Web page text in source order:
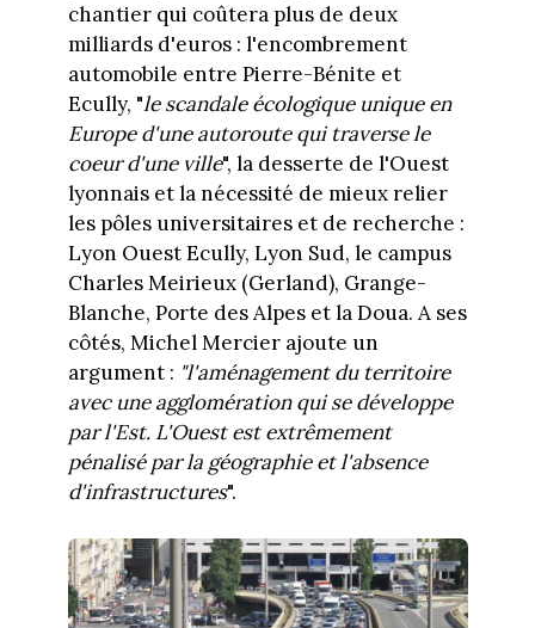
chantier qui coûtera plus de deux
milliards d'euros : l'encombrement
automobile entre Pierre-Bénite et
Ecully, "le scandale écologique unique en
Europe d'une autoroute qui traverse le
coeur d'une ville", la desserte de l'Ouest
lyonnais et la nécessité de mieux relier
les pôles universitaires et de recherche :
Lyon Ouest Ecully, Lyon Sud, le campus
Charles Meirieux (Gerland), Grange-
Blanche, Porte des Alpes et la Doua. A ses
côtés, Michel Mercier ajoute un
argument : "l'aménagement du territoire
avec une agglomération qui se développe
par l'Est. L'Ouest est extrêmement
pénalisé par la géographie et l'absence
d'infrastructures".